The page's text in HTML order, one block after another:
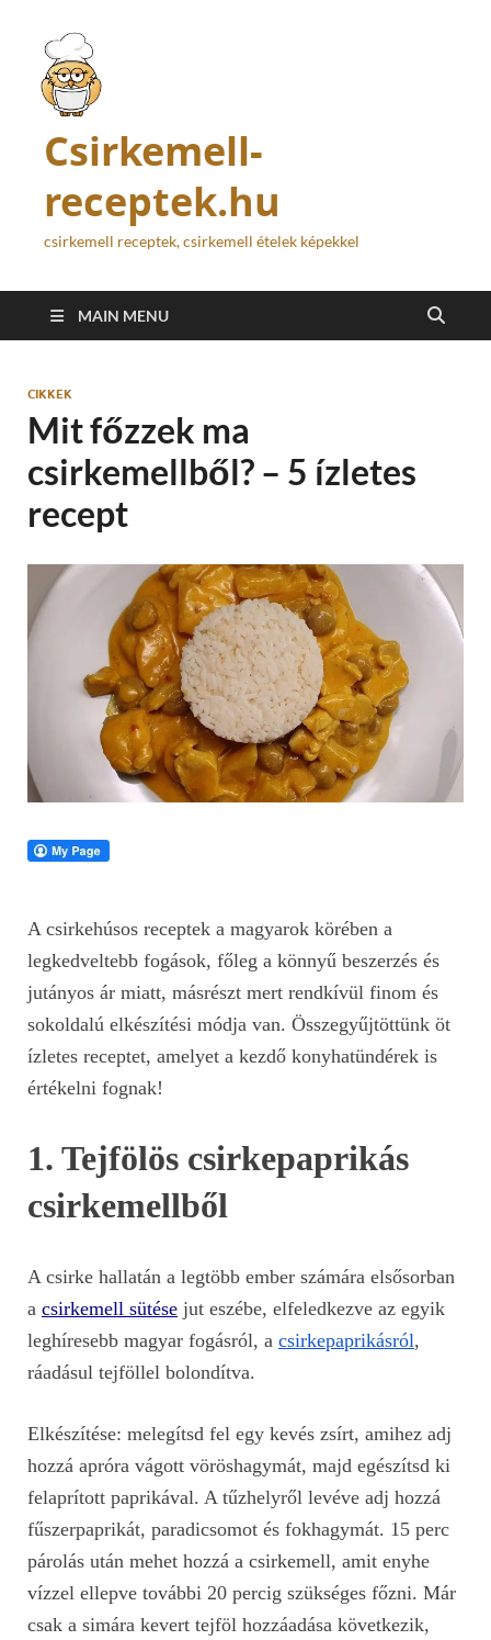
Csirkemell-
receptek.hu
csirkemell receptek, csirkemell ételek képekkel
MAIN MENU
CIKKEK
Mit főzzek ma
csirkemellből? – 5 ízletes
recept
A csirkehúsos receptek a magyarok körében a
legkedveltebb fogások, főleg a könnyű beszerzés és
jutányos ár miatt, másrészt mert rendkívül finom és
sokoldalú elkészítési módja van. Összegyűjtöttünk öt
ízletes receptet, amelyet a kezdő konyhatündérek is
értékelni fognak!
1. Tejfölös csirkepaprikás
csirkemellből
A csirke hallatán a legtöbb ember számára elsősorban
a csirkemell sütése jut eszébe, elfeledkezve az egyik
leghíresebb magyar fogásról, a csirkepaprikásról,
ráadásul tejföllel bolondítva.
Elkészítése: melegítsd fel egy kevés zsírt, amihez adj
hozzá apróra vágott vöröshagymát, majd egészítsd ki
felaprított paprikával. A tűzhelyről levéve adj hozzá
fűszerpaprikát, paradicsomot és fokhagymát. 15 perc
párolás után mehet hozzá a csirkemell, amit enyhe
vízzel ellepve további 20 percig szükséges főzni. Már
csak a simára kevert tejföl hozzáadása következik,